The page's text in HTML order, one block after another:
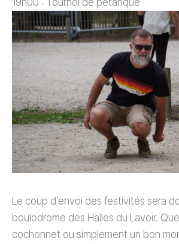
19h00 : Tournoi de pétanque
Le coup d’envoi des festivités sera
boulodrome des Halles du Lavoir.
cochonnet ou simplement un bon